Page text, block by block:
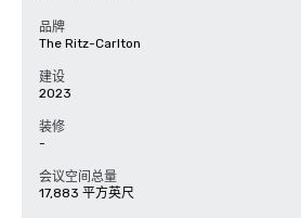
品牌
The Ritz-Carlton
建设
2023
装修
-
会议空间总量
17,883 平方英尺